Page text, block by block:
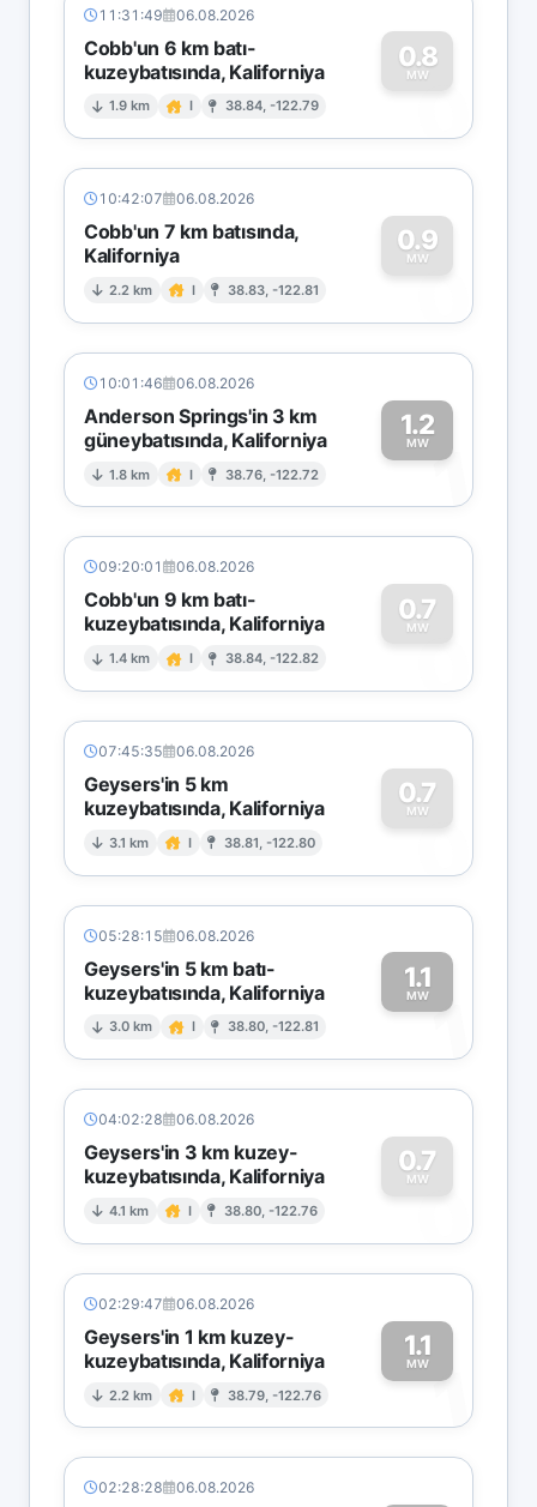
11:31:49 06.08.2026
Cobb'un 6 km batı-
kuzeybatısında, Kaliforniya
1.9 km I 38.84, -122.79
0.8
MW
0
10:42:07 06.08.2026
Cobb'un 7 km batısında,
Kaliforniya
2.2 km I 38.83, -122.81
0.9
MW
0
10:01:46 06.08.2026
Anderson Springs'in 3 km
güneybatısında, Kaliforniya
1.8 km I 38.76, -122.72
1.2
MW1
09:20:01 06.08.2026
Cobb'un 9 km batı-
kuzeybatısında, Kaliforniya
1.4 km I 38.84, -122.82
0.7
MW
0
07:45:35 06.08.2026
Geysers'in 5 km
kuzeybatısında, Kaliforniya
3.1 km I 38.81, -122.80
0.7
MW
0
05:28:15 06.08.2026
Geysers'in 5 km batı-
kuzeybatısında, Kaliforniya
3.0 km I 38.80, -122.81
1.1
MW1
04:02:28 06.08.2026
Geysers'in 3 km kuzey-
kuzeybatısında, Kaliforniya
4.1 km I 38.80, -122.76
0.7
MW
0
02:29:47 06.08.2026
Geysers'in 1 km kuzey-
kuzeybatısında, Kaliforniya
2.2 km I 38.79, -122.76
1.1
MW1
02:28:28 06.08.2026